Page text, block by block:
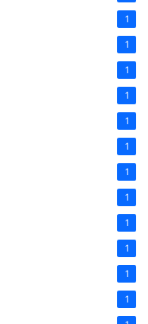
1
1
1
1
1
1
1
1
1
1
1
1